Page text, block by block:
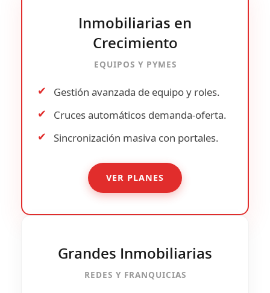
Inmobiliarias en
Crecimiento
EQUIPOS Y PYMES
✔ Gestión avanzada de equipo y roles.
✔ Cruces automáticos demanda-oferta.
✔ Sincronización masiva con portales.
VER PLANES
Grandes Inmobiliarias
REDES Y FRANQUICIAS